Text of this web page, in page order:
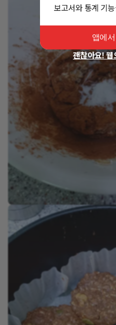
보고서와 통계 기
앱에서
괜찮아요! 웹